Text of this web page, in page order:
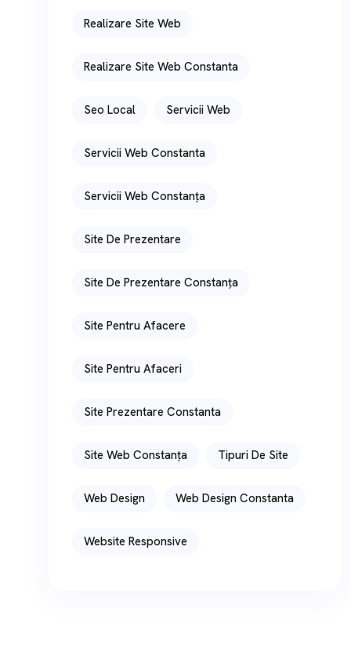
Realizare Site Web
Realizare Site Web Constanta
Seo Local Servicii Web
Servicii Web Constanta
Servicii Web Constanța
Site De Prezentare
Site De Prezentare Constanța
Site Pentru Afacere
Site Pentru Afaceri
Site Prezentare Constanta
Site Web Constanța Tipuri De Site
Web Design Web Design Constanta
Website Responsive